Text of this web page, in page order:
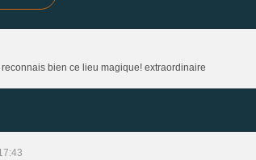
bien ce lieu magique! extraordinaire